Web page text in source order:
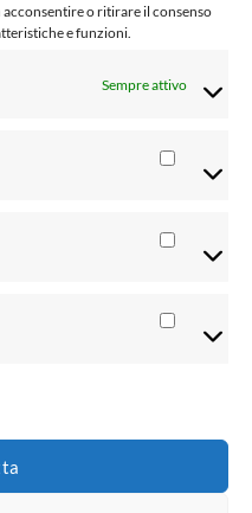
o ritirare il consenso
e funzioni.
Sempre attivo